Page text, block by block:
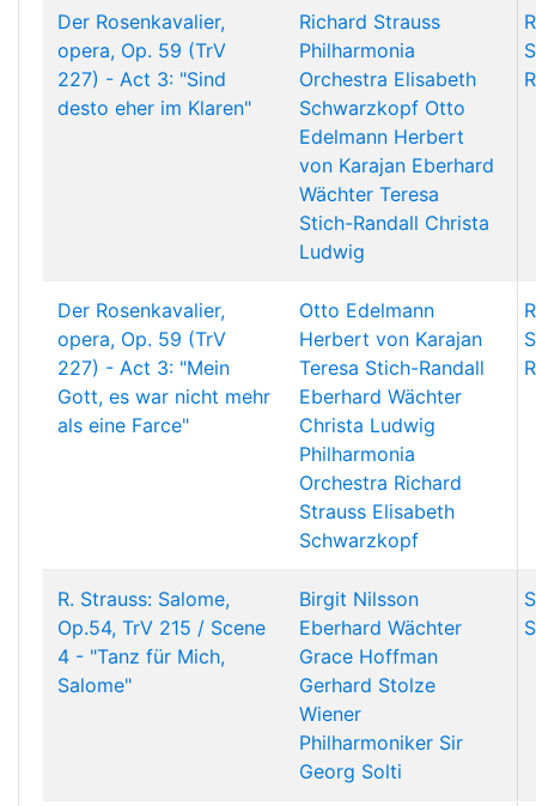
Der Rosenkavalier,
opera, Op. 59 (TrV
227) - Act 3: "Sind
desto eher im Klaren"
Richard Strauss
Philharmonia
Orchestra Elisabeth
Schwarzkopf Otto
Edelmann Herbert
von Karajan Eberhard
Wächter Teresa
Stich-Randall Christa
Ludwig
Der Rosenkavalier,
opera, Op. 59 (TrV
227) - Act 3: "Mein
Gott, es war nicht mehr
als eine Farce"
Otto Edelmann
Herbert von Karajan
Teresa Stich-Randall
Eberhard Wächter
Christa Ludwig
Philharmonia
Orchestra Richard
Strauss Elisabeth
Schwarzkopf
R. Strauss: Salome,
Op.54, TrV 215 / Scene
4 - "Tanz für Mich,
Salome"
Birgit Nilsson
Eberhard Wächter
Grace Hoffman
Gerhard Stolze
Wiener
Philharmoniker Sir
Georg Solti